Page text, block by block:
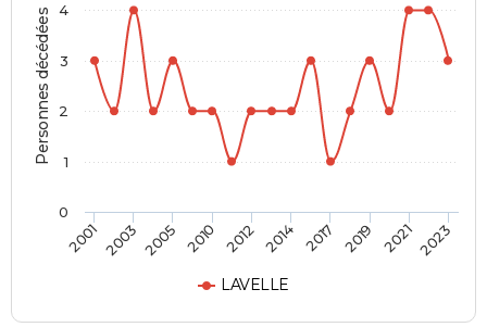
Personnes décédées
LAVELLE
2001 2003 2005 2010 2012 2014 2017 2019 20212023
0
1
2
3
4